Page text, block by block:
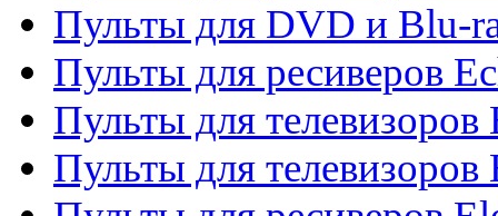
Пульты для DVD и Blu-
Пульты для ресиверов
Пульты для телевизоров
Пульты для телевизоров